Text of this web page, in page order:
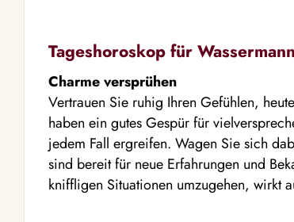
Tageshoroskop für
Charme versprühen
Vertrauen Sie ruhig Ihren Gefühlen,
haben ein gutes Gespür für
jedem Fall ergreifen. Wagen Sie sich
sind bereit für neue Erfahrungen und
kniffligen Situationen umzugehen, wirkt